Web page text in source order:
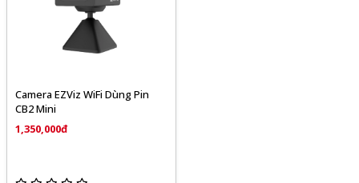
Camera EZViz WiFi Dùng Pin
CB2 Mini
1,350,000đ